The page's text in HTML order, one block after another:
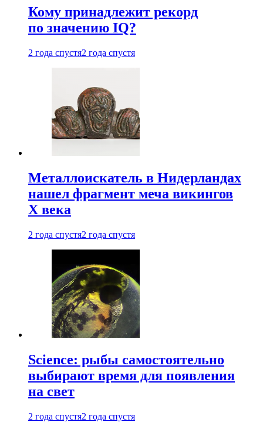
Кому принадлежит рекорд
по значению IQ?
2 года спустя2 года спустя
Металлоискатель в Нидерландах
нашел фрагмент меча викингов
X века
2 года спустя2 года спустя
Science: рыбы самостоятельно
выбирают время для появления
на свет
2 года спустя2 года спустя